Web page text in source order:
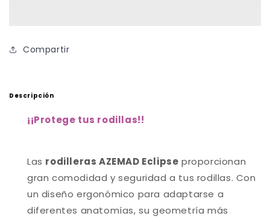
Compartir
Descripción
¡¡Protege tus rodillas!!
Las rodilleras AZEMAD Eclipse proporcionan
gran comodidad y seguridad a tus rodillas. Con
un diseño ergonómico para adaptarse a
diferentes anatomías, su geometría más